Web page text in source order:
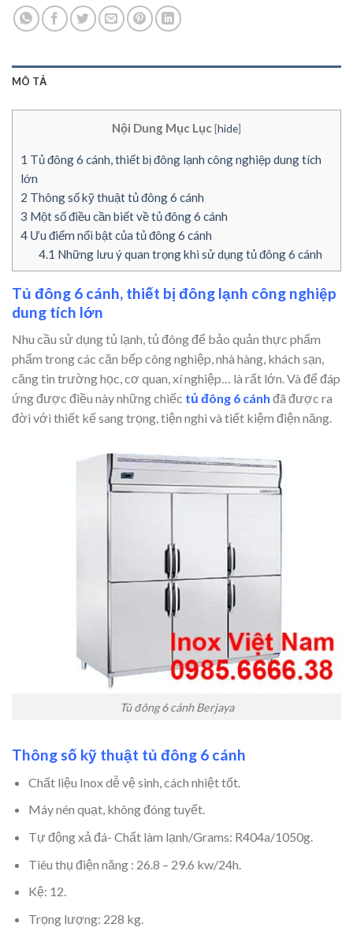
MÔ TẢ
Nội Dung Mục Lục[hide]
1 Tủ đông 6 cánh, thiết bị đông lạnh công nghiệp dung tích
lớn
2 Thông số kỹ thuật tủ đông 6 cánh
3 Một số điều cần biết về tủ đông 6 cánh
4 Ưu điểm nổi bật của tủ đông 6 cánh
4.1 Những lưu ý quan trọng khi sử dụng tủ đông 6 cánh
Tủ đông 6 cánh, thiết bị đông lạnh công nghiệp
dung tích lớn
Nhu cầu sử dụng tủ lạnh, tủ đông để bảo quản thực phẩm
phẩm trong các căn bếp công nghiệp, nhà hàng, khách sạn,
căng tin trường học, cơ quan, xí nghiệp… là rất lớn. Và để đáp
ứng được điều này những chiếc tủ đông 6 cánh đã được ra
đời với thiết kế sang trọng, tiện nghi và tiết kiệm điện năng.
Tủ đông 6 cánh Berjaya
Thông số kỹ thuật tủ đông 6 cánh
Chất liệu Inox dễ vệ sinh, cách nhiệt tốt.
Máy nén quạt, không đóng tuyết.
Tự động xả đá- Chất làm lạnh/Grams: R404a/1050g.
Tiêu thụ điện năng : 26.8 – 29.6 kw/24h.
Kệ: 12.
Trọng lượng: 228 kg.